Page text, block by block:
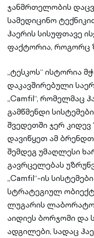
ჯანმრთელობის
სამედიცინო
ჰაერის სისუფთავე
ფაქტორია, როგორც
„ტესკოს“ ისტორია
დაკავშირებული
„Camfil“, რომელმაც
გამწმენდი
შვედეთში ჯერ კიდევ
დავიწყეთ ამ
შემდეგ უმაღლესი
გავრცელებას
„Camfil“-ის
სტრატეგიულ
ლუგარის
აიდიეს ბორჯომი და
ადგილები, სადაც